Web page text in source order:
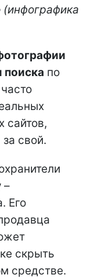
поиска по
сайтов,
свой.
–
Его
скрыть
средстве.